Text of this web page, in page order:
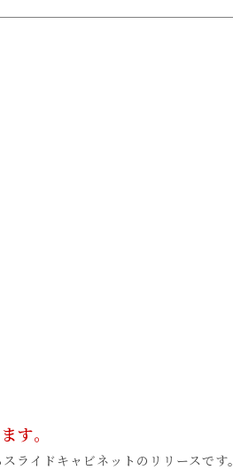
す。
イドキャビネットのリリースです。